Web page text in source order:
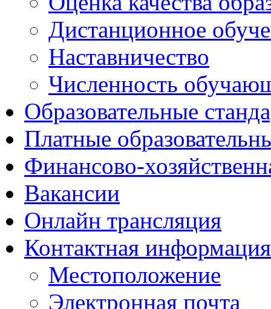
Дистанционное
Наставничество
Численность
Образовательные
Платные
Финансово-
Вакансии
Онлайн трансляция
Контактная информация
Местоположение
Электронная почта